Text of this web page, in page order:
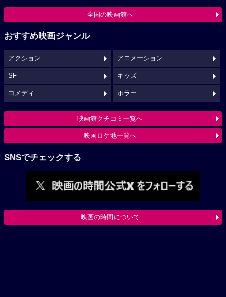
全国の映画館へ
おすすめ映画ジャンル
アクション アニメーション
SF キッズ
コメディ ホラー
映画館クチコミ一覧へ
映画ロケ地一覧へ
SNSでチェックする
映画の時間について